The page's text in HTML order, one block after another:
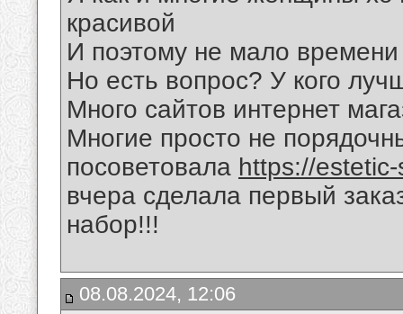
красивой
И поэтому не мало
Но есть вопрос? У кого
Много сайтов интернет
Многие просто не
посоветовала https://
вчера сделала первый
набор!!!
08.08.2024, 12:06